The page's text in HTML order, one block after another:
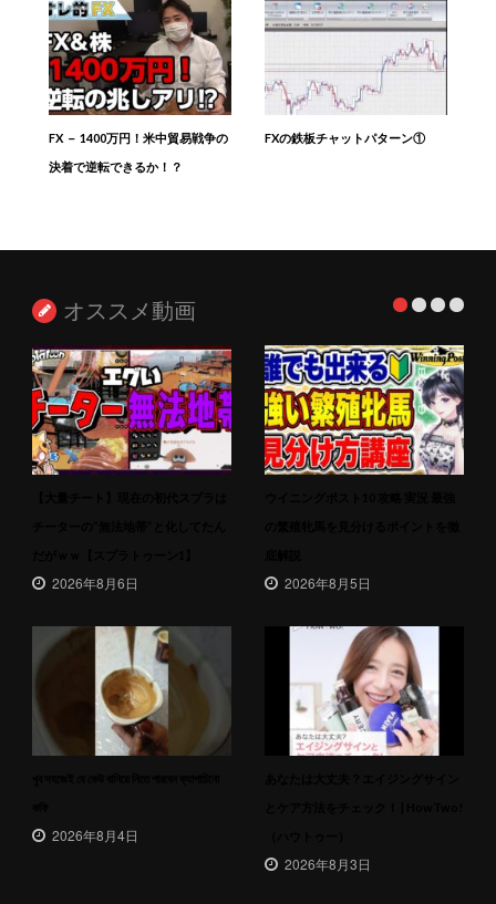
FX － 1400万円！米中貿易戦争の
決着で逆転できるか！？
FXの鉄板チャットパターン①
オススメ動画
2026年8月6日 2026年8月5日
2026年8月4日
2026年8月3日